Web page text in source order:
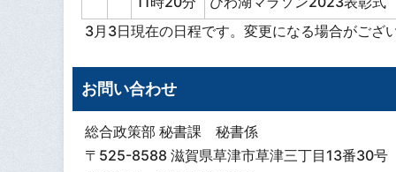
3月3日現在の日程です。変更になる場合がござい
お問い合わせ
総合政策部 秘書課 秘書係
〒525-8588 滋賀県草津市草津三丁目13番30号